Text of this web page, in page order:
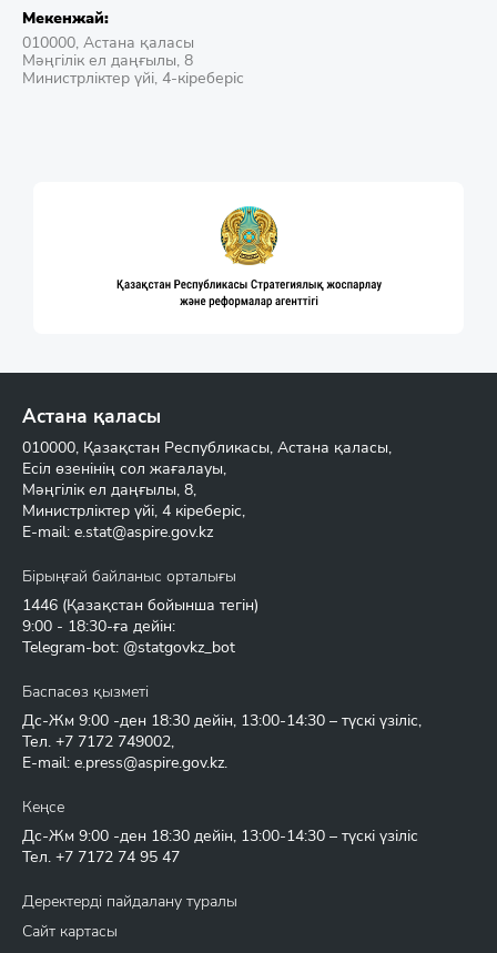
Мекенжай:
010000, Астана қаласы
Мәңгілік ел даңғылы, 8
Министрліктер үйі, 4-кіреберіс
Астана қаласы
010000, Қазақстан Республикасы, Астана қаласы,
Есіл өзенінің сол жағалауы,
Мәңгілік ел даңғылы, 8,
Министрліктер үйі, 4 кіреберіс,
E-mail: e.stat@aspire.gov.kz
Бірыңғай байланыс орталығы
1446 (Қазақстан бойынша тегін)
9:00 - 18:30-ға дейін:
Telegram-bot: @statgovkz_bot
Баспасөз қызметі
Дс-Жм 9:00 -ден 18:30 дейін, 13:00-14:30 – түскі үзіліс,
Тел. +7 7172 749002,
E-mail: e.press@aspire.gov.kz.
Кеңсе
Дс-Жм 9:00 -ден 18:30 дейін, 13:00-14:30 – түскі үзіліс
Тел. +7 7172 74 95 47
Деректерді пайдалану туралы
Сайт картасы